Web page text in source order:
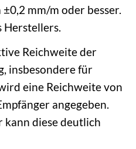
mm/m oder besser.
Herstellers.
Reichweite der
insbesondere für
eine Reichweite von
angegeben.
kann diese deutlich